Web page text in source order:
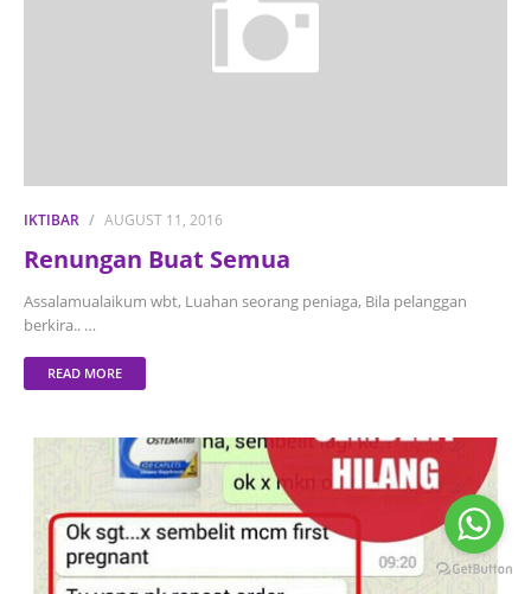
IKTIBAR AUGUST 11, 2016
Renungan Buat Semua
Assalamualaikum wbt, Luahan seorang peniaga, Bila pelanggan
berkira.. …
READ MORE